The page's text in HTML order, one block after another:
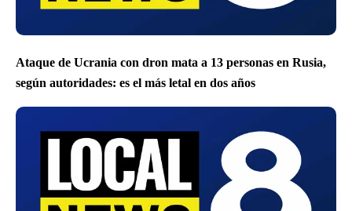
Ataque de Ucrania con dron mata a 13 personas en Rusia,
según autoridades: es el más letal en dos años